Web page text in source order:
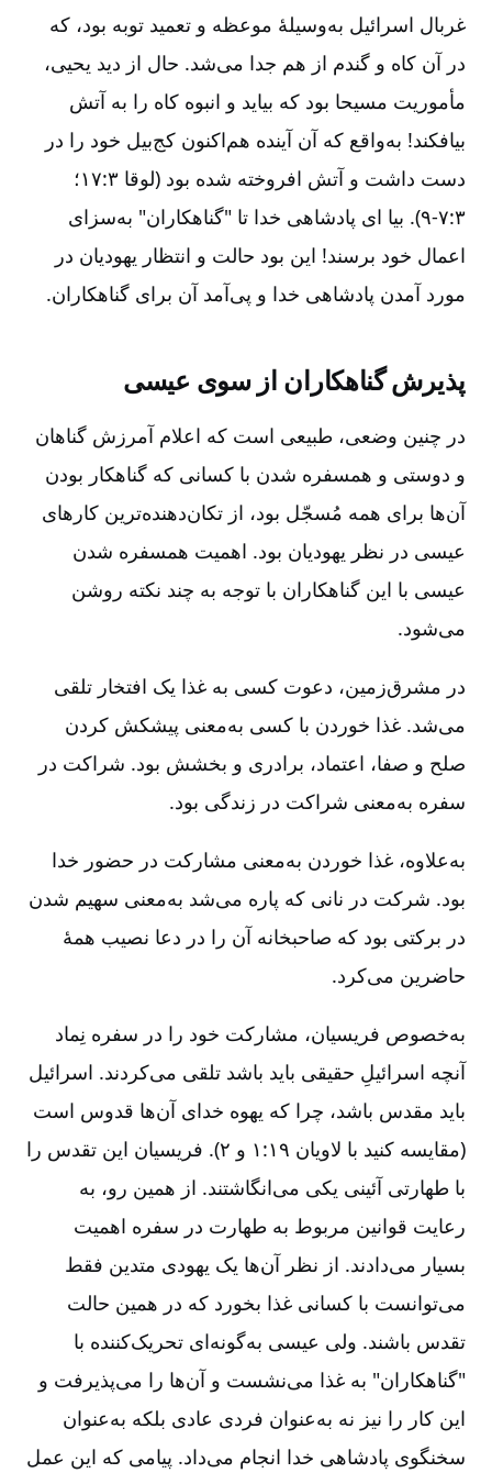
غربال اسرائیل به‌وسیلۀ موعظه و تعمید توبه بود، که
در آن کاه و گندم از هم جدا می‌شد. حال از دید یحیی،
مأموریت مسیحا بود که بیاید و انبوه کاه را به آتش
بیافکند! به‌واقع که آن آینده هم‌اکنون کج‌بیل خود را در
دست داشت و آتش افروخته شده بود (لوقا ۳:‏۱۷؛
۳:‏۷-‏۹). بیا ای پادشاهی خدا تا "گناهکاران" به‌سزای
اعمال خود برسند! این بود حالت و انتظار یهودیان در
مورد آمدن پادشاهی خدا و پی‌آمد آن برای گناهکاران.
پذیرش گناهکاران از سوی عیسی
در چنین وضعی، طبیعی است که اعلام آمرزش گناهان
و دوستی و همسفره شدن با کسانی که گناهکار بودن
آن‌ها برای همه مُسجّل بود، از تکان‌دهنده‌ترین کارهای
عیسی در نظر یهودیان بود. اهمیت همسفره شدن
عیسی با این گناهکاران با توجه به چند نکته روشن
می‌شود.
در مشرق‌زمین، دعوت کسی به غذا یک افتخار تلقی
می‌شد. غذا خوردن با کسی به‌معنی پیشکش کردن
صلح و صفا، اعتماد، برادری و بخشش بود. شراکت در
سفره به‌معنی شراکت در زندگی بود.
به‌علاوه، غذا خوردن به‌معنی مشارکت در حضور خدا
بود. شرکت در نانی که پاره می‌شد به‌معنی سهیم شدن
در برکتی بود که صاحبخانه آن را در دعا نصیب همۀ
حاضرین می‌کرد.
به‌خصوص فریسیان، مشارکت خود را در سفره نِماد
آنچه اسرائیلِ حقیقی باید باشد تلقی می‌کردند. اسرائیل
باید مقدس باشد، چرا که یهوه خدای آن‌ها قدوس است
(مقایسه کنید با لاویان ۱۹:‏۱ و ۲). فریسیان این تقدس را
با طهارتی آئینی یکی می‌انگاشتند. از همین رو، به
رعایت قوانین مربوط به طهارت در سفره اهمیت
بسیار می‌دادند. از نظر آن‌ها یک یهودی متدین فقط
می‌توانست با کسانی غذا بخورد که در همین حالت
تقدس باشند. ولی عیسی به‌گونه‌ای تحریک‌کننده‌ با
"گناهکاران" به غذا می‌نشست و آن‌ها را می‌پذیرفت و
این کار را نیز نه به‌عنوان فردی عادی بلکه به‌عنوان
سخنگوی پادشاهی خدا انجام می‌داد. پیامی که این عمل